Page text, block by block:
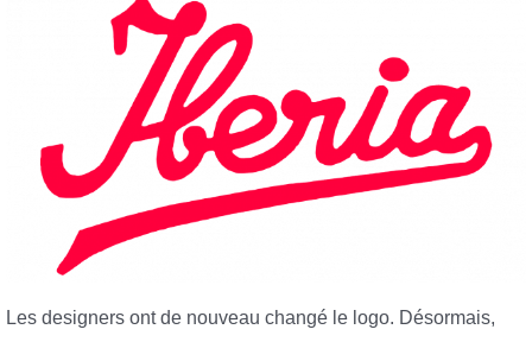
Les designers ont de nouveau changé le logo. Désormais,